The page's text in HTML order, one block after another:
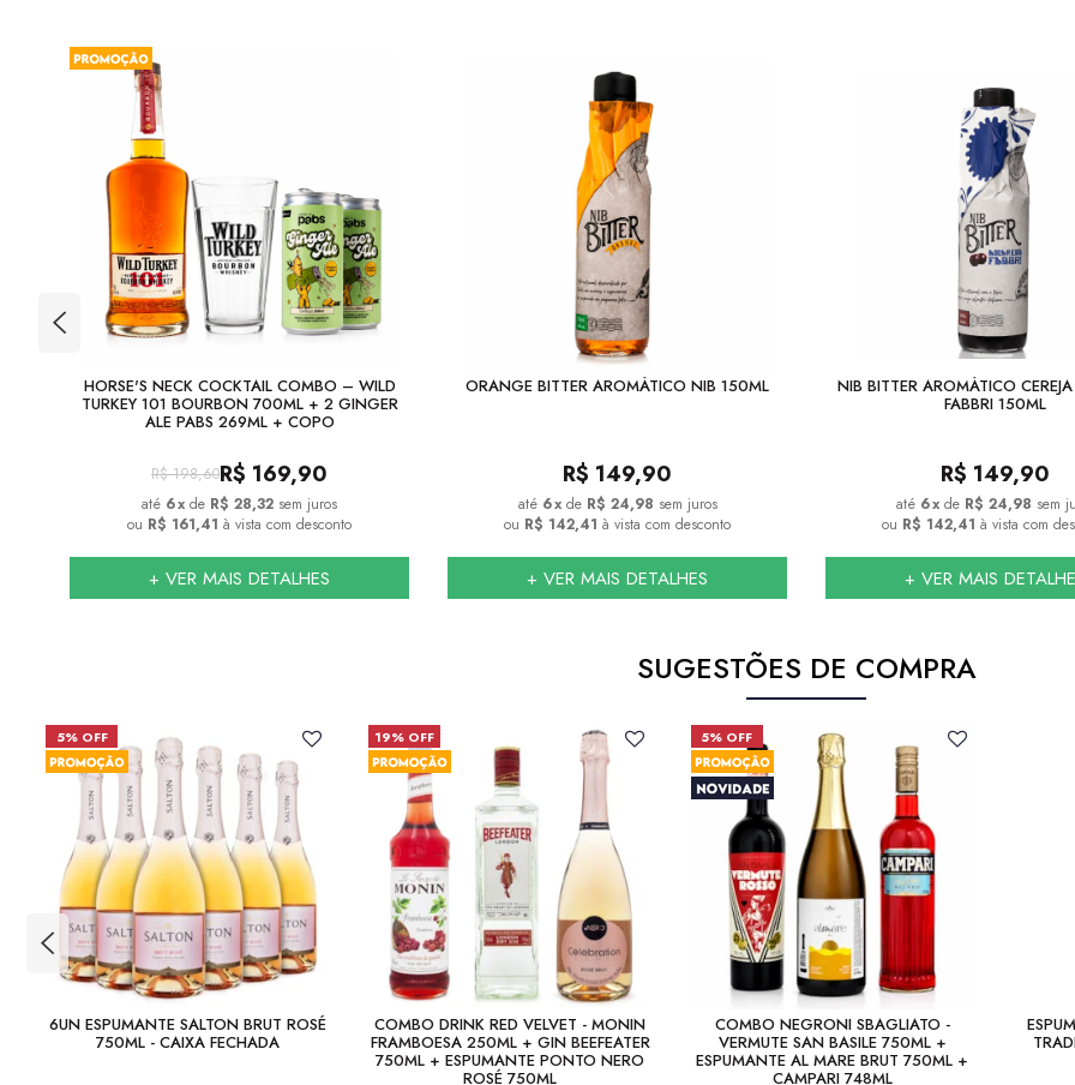
HORSE'S NECK COCKTAIL COMBO – WILD
TURKEY 101 BOURBON 700ML + 2 GINGER
ALE PABS 269ML + COPO
R$ 198,60R$ 169,90
6x de R$ 28,32 sem juros
ou R$ 161,41 à vista com desconto
+ VER MAIS DETALHES
ORANGE BITTER AROMÁTICO NIB 150ML
R$ 149,90
6x de R$ 24,98 sem juros
ou R$ 142,41 à vista com desconto
+ VER MAIS DETALHES
NIB BITTER AROMÁTICO
FABBRI 150ML
R$ 149,90
6x de R$ 24,98 sem
ou R$ 142,41 à vista com
+ VER MAIS
SUGESTÕES DE COMPRA
5% OFF
6UN ESPUMANTE SALTON BRUT ROSÉ
750ML - CAIXA FECHADA
19% OFF
COMBO DRINK RED VELVET - MONIN
FRAMBOESA 250ML + GIN BEEFEATER
750ML + ESPUMANTE PONTO NERO
ROSÉ 750ML
5% OFF
COMBO NEGRONI SBAGLIATO -
VERMUTE SAN BASILE 750ML +
ESPUMANTE AL MARE BRUT 750ML +
CAMPARI 748ML